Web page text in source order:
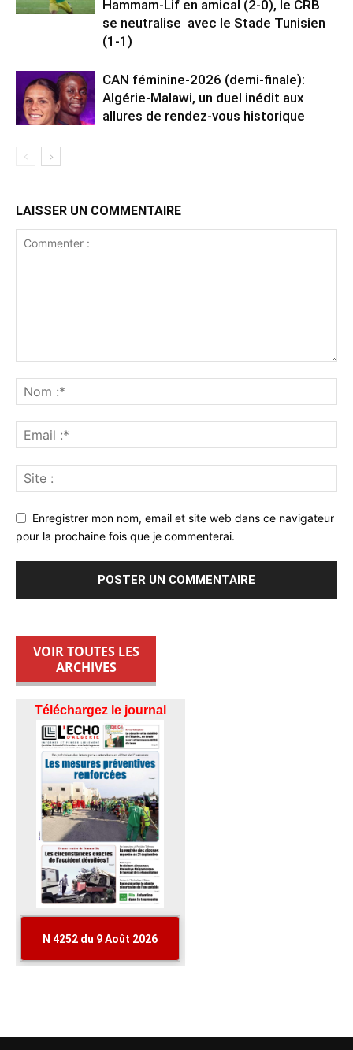
Hammam-Lif en amical (2-0), le CRB
se neutralise avec le Stade Tunisien
(1-1)
CAN féminine-2026 (demi-finale):
Algérie-Malawi, un duel inédit aux
allures de rendez-vous historique
LAISSER UN COMMENTAIRE
Enregistrer mon nom, email et site web dans ce navigateur
pour la prochaine fois que je commenterai.
VOIR TOUTES LES
ARCHIVES